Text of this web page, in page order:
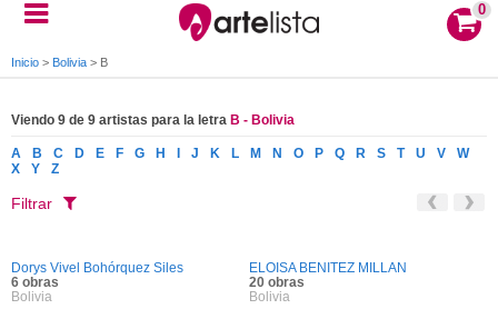
0
Inicio > Bolivia > B
Viendo 9 de 9 artistas para la letra B - Bolivia
A B C D E F G H J K L M N O P Q R S T U V
W
X
Y Z
Filtrar
Dorys Vivel Bohórquez Siles
6 obras
Bolivia
ELOISA BENITEZ MILLAN
20 obras
Bolivia